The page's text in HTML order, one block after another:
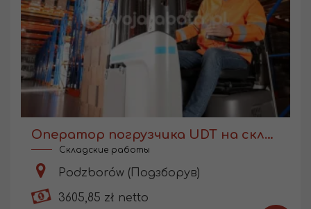
Оператор погрузчика UDT на складе производства
Складские работы
Podzborów (Подзборув)
3605,85 zł netto